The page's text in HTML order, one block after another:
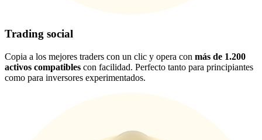
USDT New User Exclusive 10% APR
Trading social
Copia a los mejores traders con un clic y opera con más de 1.200
activos compatibles con facilidad. Perfecto tanto para principiantes
como para inversores experimentados.